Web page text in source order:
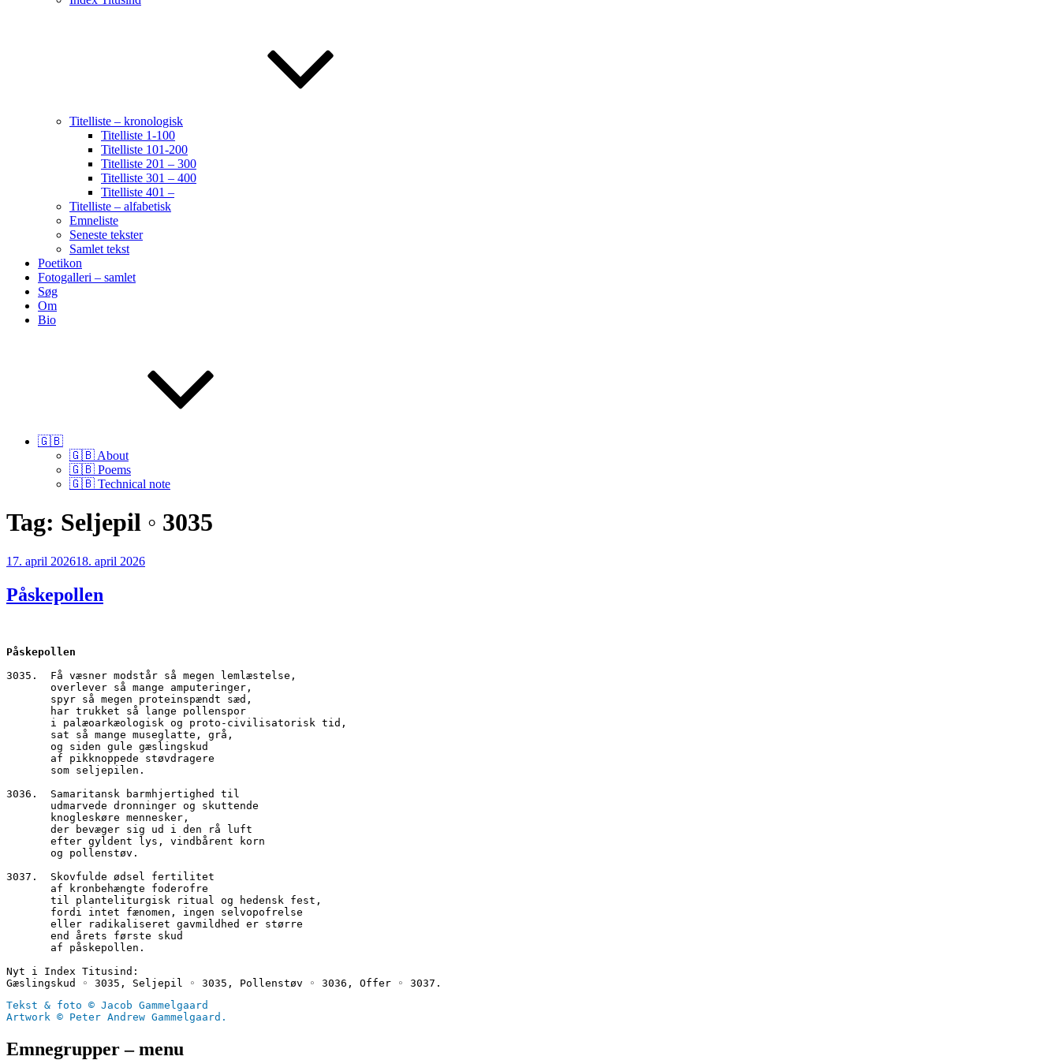
Titelliste – kronologisk
Titelliste 1-100
Titelliste 101-200
Titelliste 201 – 300
Titelliste 301 – 400
Titelliste 401 –
Titelliste – alfabetisk
Emneliste
Seneste tekster
Samlet tekst
Poetikon
Fotogalleri – samlet
Søg
Om
Bio
🇬🇧
🇬🇧 About
🇬🇧 Poems
🇬🇧 Technical note
Tag: Seljepil ◦ 3035
Udgivet
17. april 202618. april 2026
Påskepollen
Påskepollen
3035.  Få væsner modstår så megen lemlæstelse,
       overlever så mange amputeringer,
       spyr så megen proteinspændt sæd,
       har trukket så lange pollenspor
       i palæoarkæologisk og proto-civilisatorisk tid,
       sat så mange museglatte, grå,
       og siden gule gæslingskud
       af pikknoppede støvdragere
       som seljepilen.
3036.  Samaritansk barmhjertighed til
       udmarvede dronninger og skuttende
       knogleskøre mennesker,
       der bevæger sig ud i den rå luft
       efter gyldent lys, vindbårent korn
       og pollenstøv.
3037.  Skovfulde ødsel fertilitet
       af kronbehængte foderofre
       til planteliturgisk ritual og hedensk fest,
       fordi intet fænomen, ingen selvopofrelse
       eller radikaliseret gavmildhed er større
       end årets første skud
       af påskepollen.
Nyt i Index Titusind:
Gæslingskud ◦ 3035, Seljepil ◦ 3035, Pollenstøv ◦ 3036, Offer ◦ 3037.
Tekst & foto © Jacob Gammelgaard
Artwork © Peter Andrew Gammelgaard.
Emnegrupper – menu